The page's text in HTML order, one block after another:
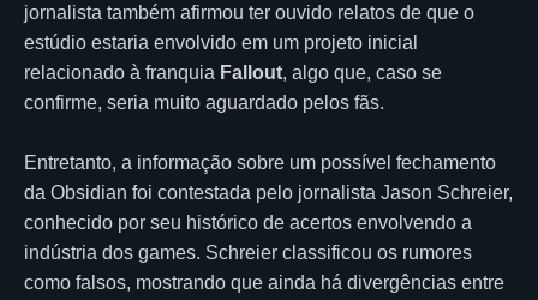
jornalista também afirmou ter ouvido relatos de que o
estúdio estaria envolvido em um projeto inicial
relacionado à franquia Fallout, algo que, caso se
confirme, seria muito aguardado pelos fãs.
Entretanto, a informação sobre um possível fechamento
da Obsidian foi contestada pelo jornalista Jason Schreier,
conhecido por seu histórico de acertos envolvendo a
indústria dos games. Schreier classificou os rumores
como falsos, mostrando que ainda há divergências entre